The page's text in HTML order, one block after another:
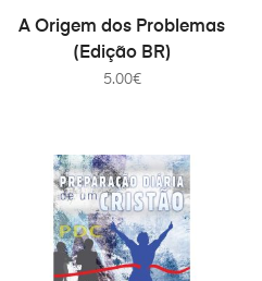
COMPRAR
A Origem dos Problemas
(Edição BR)
5.00€